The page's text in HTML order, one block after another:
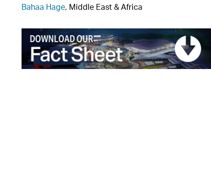
Bahaa Hage, Middle East & Africa